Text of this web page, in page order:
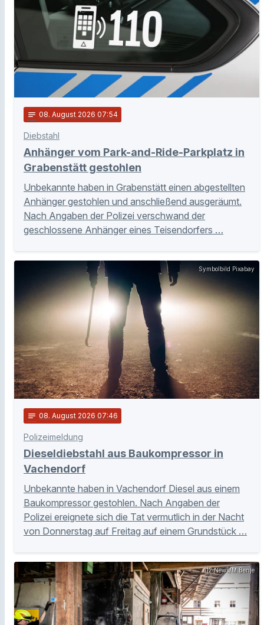
notes 08. August 2026 07:54
Diebstahl
Anhänger vom Park-and-Ride-Parkplatz in
Grabenstätt gestohlen
Unbekannte haben in Grabenstätt einen abgestellten
Anhänger gestohlen und anschließend ausgeräumt.
Nach Angaben der Polizei verschwand der
geschlossene Anhänger eines Teisendorfers …
Symbolbild Pixabay
notes 08. August 2026 07:46
Polizeimeldung
Dieseldiebstahl aus Baukompressor in
Vachendorf
Unbekannte haben in Vachendorf Diesel aus einem
Baukompressor gestohlen. Nach Angaben der
Polizei ereignete sich die Tat vermutlich in der Nacht
von Donnerstag auf Freitag auf einem Grundstück …
112 News/M.Benje